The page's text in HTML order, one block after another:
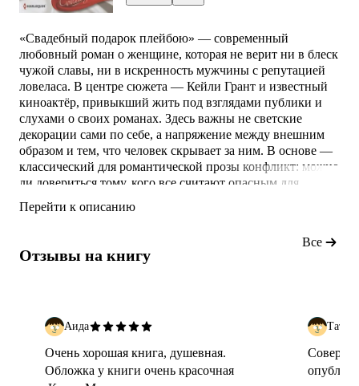
«Свадебный подарок плейбою» — современный
любовный роман о женщине, которая не верит ни в блеск
чужой славы, ни в искренность мужчины с репутацией
ловеласа. В центре сюжета — Кейли Грант и известный
киноактёр, привыкший жить под взглядами публики и
слухами о своих романах. Здесь важны не светские
декорации сами по себе, а напряжение между внешним
образом и тем, что человек скрывает за ним. В основе —
классический для романтической прозы конфликт: можно
ли довериться тому, кого все считают опасным для
Кейли Грант уверена, что Ред Бартлетт относится к
Перейти к описанию
Отзывы на книгу
Все
Аида
Очень хорошая книга, душевная.
Обложка у книги очень красочная